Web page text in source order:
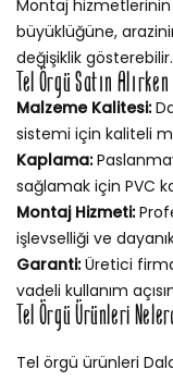
Montaj hizmetlerinin
büyüklüğüne,
değişiklik gösterebilir.
Tel Örgü Satın
Malzeme Kalitesi:
sistemi için kaliteli
Kaplama:
sağlamak için PVC
Montaj Hizmeti:
işlevselliği ve
Garanti:Üretici
vadeli kullanım
Tel Örgü Ürünleri
Tel örgü ürünleri